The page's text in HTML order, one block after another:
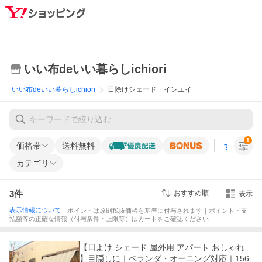
いい布deいい暮らしichiori
いい布deいい暮らしichiori 日除けシェード インエイ
価格帯 送料無料 すべての条
カテゴリ
1
3件 おすすめ順 表示
表示情報について ｜ポイントは原則税抜価格を基準に付与されます｜ポイント・支
払額等の正確な情報（付与条件・上限等）はカートをご確認ください
【日よけ シェード 屋外用 アパート おしゃれ
】目隠しに｜ベランダ・オーニング対応｜156